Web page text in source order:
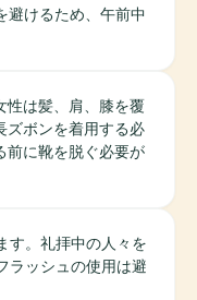
避けるため、午前中
性は髪、肩、膝を覆
ズボンを着用する必
前に靴を脱ぐ必要が
す。礼拝中の人々を
ラッシュの使用は避